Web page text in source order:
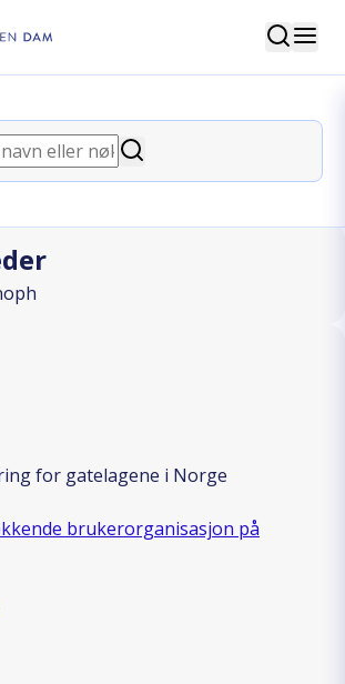
Søk
Søk
for gatelagene i
for gatelagene i Norge
brukerorganisasjon på